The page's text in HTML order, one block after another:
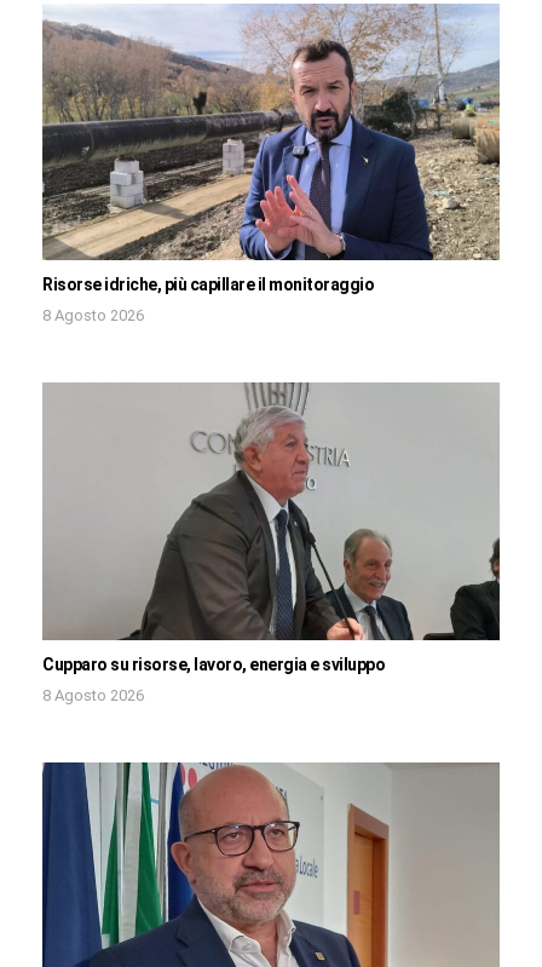
Risorse idriche, più capillare il monitoraggio
8 Agosto 2026
Cupparo su risorse, lavoro, energia e sviluppo
8 Agosto 2026